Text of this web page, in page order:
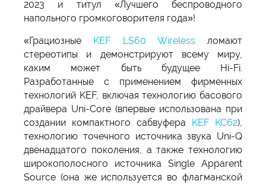
2023 и титул «Лучшего беспроводного
напольного громкоговорителя года»!
«Грациозные KEF LS60 Wirelessломают
стереотипы и демонстрируют всему миру,
каким может быть будущее Hi-Fi.
Разработанные с применением фирменных
технологий KEF, включая технологию басового
драйвера Uni-Core (впервые использована при
создании компактного сабвуфера KEF KC62),
технологию точечного источника звука Uni-Q
двенадцатого поколения, а также технологию
широкополосного источника Single Apparent
Source (она же используется во флагманской